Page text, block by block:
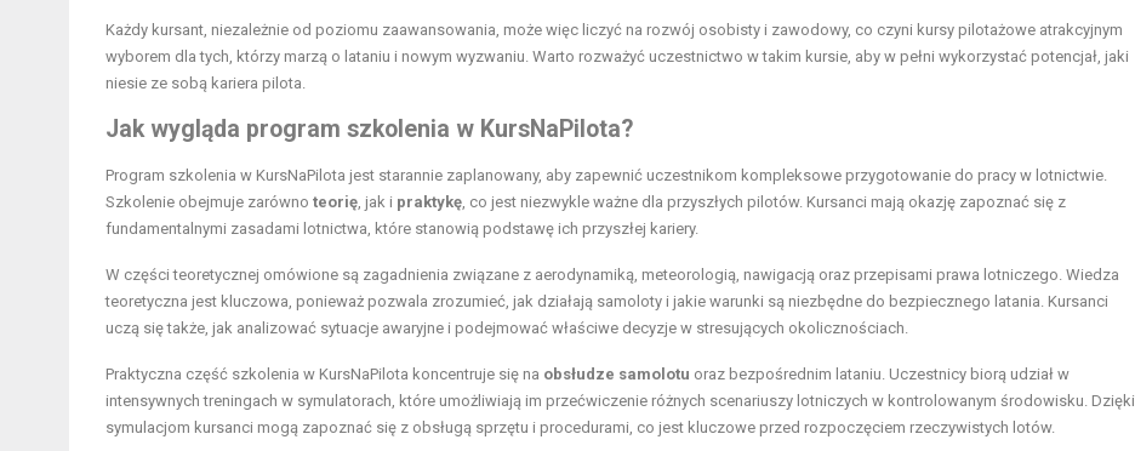
Każdy kursant, niezależnie od poziomu zaawansowania, może więc liczyć na rozwój osobisty i zawodowy, co czyni kursy pilotażowe atrakcyjnym
wyborem dla tych, którzy marzą o lataniu i nowym wyzwaniu. Warto rozważyć uczestnictwo w takim kursie, aby w pełni wykorzystać potencjał, jaki
niesie ze sobą kariera pilota.
Jak wygląda program szkolenia w KursNaPilota?
Program szkolenia w KursNaPilota jest starannie zaplanowany, aby zapewnić uczestnikom kompleksowe przygotowanie do pracy w lotnictwie.
Szkolenie obejmuje zarówno teorię, jak i praktykę, co jest niezwykle ważne dla przyszłych pilotów. Kursanci mają okazję zapoznać się z
fundamentalnymi zasadami lotnictwa, które stanowią podstawę ich przyszłej kariery.
W części teoretycznej omówione są zagadnienia związane z aerodynamiką, meteorologią, nawigacją oraz przepisami prawa lotniczego. Wiedza
teoretyczna jest kluczowa, ponieważ pozwala zrozumieć, jak działają samoloty i jakie warunki są niezbędne do bezpiecznego latania. Kursanci
uczą się także, jak analizować sytuacje awaryjne i podejmować właściwe decyzje w stresujących okolicznościach.
Praktyczna część szkolenia w KursNaPilota koncentruje się na obsłudze samolotu oraz bezpośrednim lataniu. Uczestnicy biorą udział w
intensywnych treningach w symulatorach, które umożliwiają im przećwiczenie różnych scenariuszy lotniczych w kontrolowanym środowisku. Dzięki
symulacjom kursanci mogą zapoznać się z obsługą sprzętu i procedurami, co jest kluczowe przed rozpoczęciem rzeczywistych lotów.